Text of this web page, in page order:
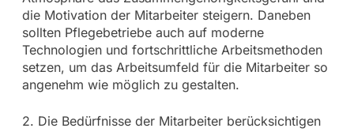
die Motivation der Mitarbeiter steigern. Daneben
sollten Pflegebetriebe auch auf moderne
Technologien und fortschrittliche Arbeitsmethoden
setzen, um das Arbeitsumfeld für die Mitarbeiter so
angenehm wie möglich zu gestalten.
2. Die Bedürfnisse der Mitarbeiter berücksichtigen